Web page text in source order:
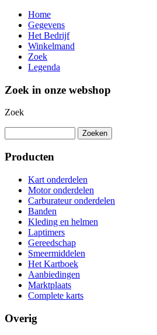
Home
Gegevens
Het Bedrijf
Winkelmand
Zoek
Legenda
Zoek in onze webshop
Zoek
Producten
Kart onderdelen
Motor onderdelen
Carburateur onderdelen
Banden
Kleding en helmen
Laptimers
Gereedschap
Smeermiddelen
Het Kartboek
Aanbiedingen
Marktplaats
Complete karts
Overig